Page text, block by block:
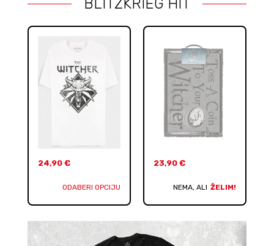
BLITZKRIEG HIT
24,90 €
ODABERI OPCIJU
23,90 €
NEMA, ALI ŽELIM!